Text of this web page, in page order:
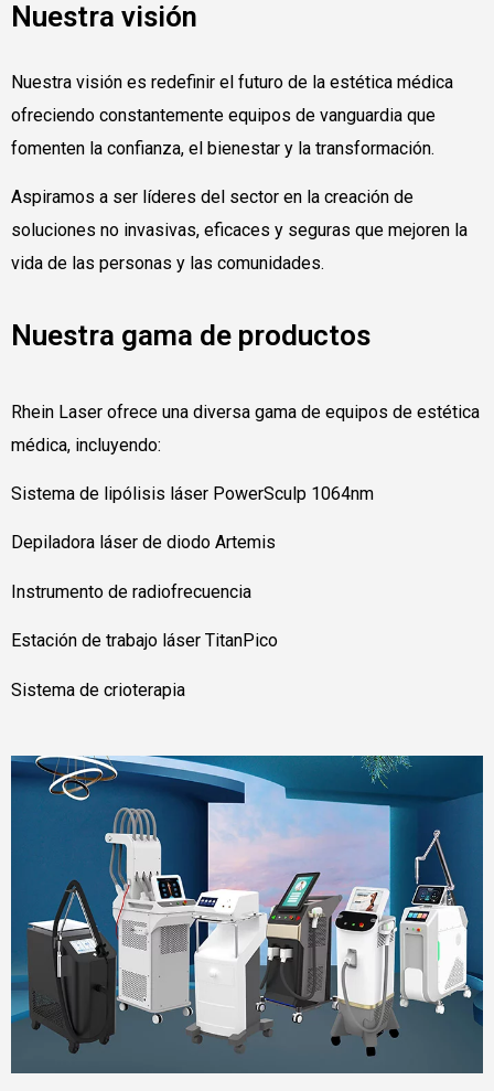
Nuestra visión
Nuestra visión es redefinir el futuro de la estética médica
ofreciendo constantemente equipos de vanguardia que
fomenten la confianza, el bienestar y la transformación.
Aspiramos a ser líderes del sector en la creación de
soluciones no invasivas, eficaces y seguras que mejoren la
vida de las personas y las comunidades.
Nuestra gama de productos
Rhein Laser ofrece una diversa gama de equipos de estética
médica, incluyendo:
Sistema de lipólisis láser PowerSculp 1064nm
Depiladora láser de diodo Artemis
Instrumento de radiofrecuencia
Estación de trabajo láser TitanPico
Sistema de crioterapia